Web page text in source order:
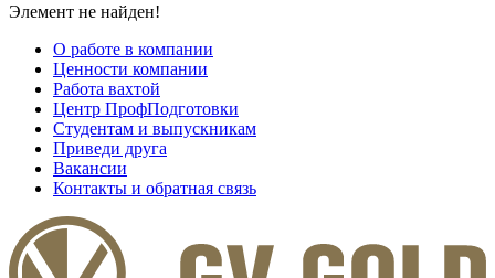
Элемент не найден!
О работе в компании
Ценности компании
Работа вахтой
Центр ПрофПодготовки
Студентам и выпускникам
Приведи друга
Вакансии
Контакты и обратная связь